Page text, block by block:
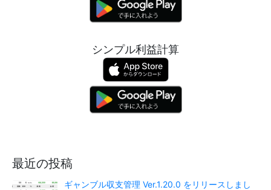
シンプル利益計算
最近の投稿
ギャンブル収支管理 Ver.1.20.0 をリリースしまし